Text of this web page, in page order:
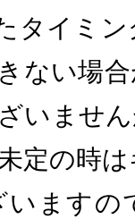
タイミ
ない場
いませ
定の時
ますの